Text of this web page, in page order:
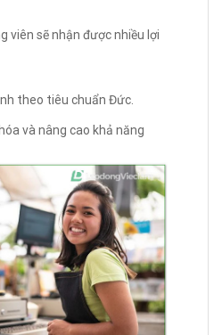
viên sẽ nhận được nhiều lợi
theo tiêu chuẩn Đức.
và nâng cao khả năng